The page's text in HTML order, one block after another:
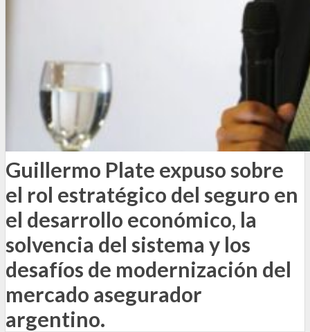
Guillermo Plate expuso sobre
el rol estratégico del seguro en
el desarrollo económico, la
solvencia del sistema y los
desafíos de modernización del
mercado asegurador
argentino.